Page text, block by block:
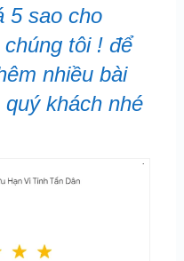
5 sao cho
tôi ! để
nhiều bài
khách nhé